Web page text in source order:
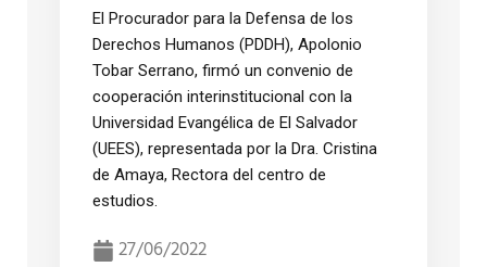
El Procurador para la Defensa de los
Derechos Humanos (PDDH), Apolonio
Tobar Serrano, firmó un convenio de
cooperación interinstitucional con la
Universidad Evangélica de El Salvador
(UEES), representada por la Dra. Cristina
de Amaya, Rectora del centro de
estudios.
27/06/2022